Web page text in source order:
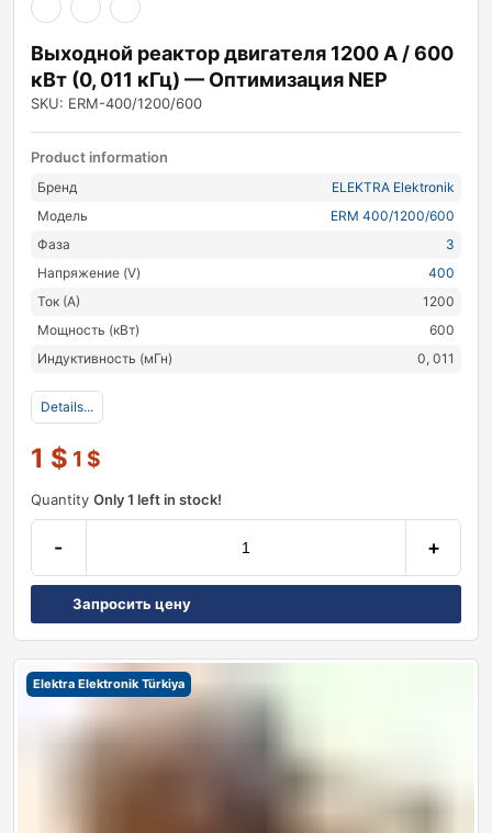
Выходной реактор двигателя 1200 А / 600
кВт (0, 011 кГц) — Оптимизация NEP
SKU: ERM-400/1200/600
Product information
Бренд
ELEKTRA Elektronik
Модель
ERM 400/1200/600
Фаза
3
Напряжение (V)
400
Ток (А)
1200
Мощность (кВт)
600
Индуктивность (мГн)
0, 011
Details...
1 $ 1 $
Quantity Only 1 left in stock!
- +
Запросить цену
Elektra Elektronik Türkiya